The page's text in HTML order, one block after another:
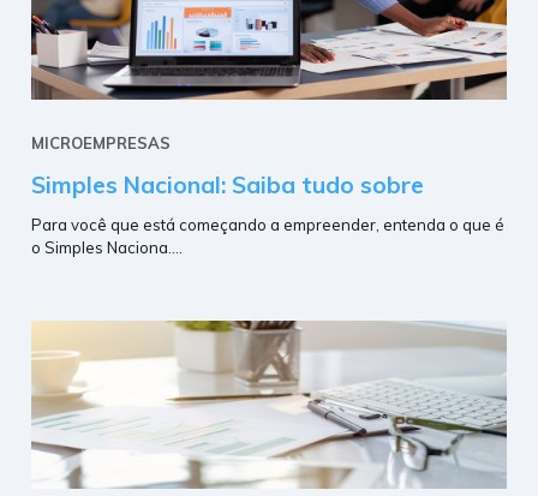
MICROEMPRESAS
Simples Nacional: Saiba tudo sobre
Para você que está começando a empreender, entenda o que é
o Simples Naciona....